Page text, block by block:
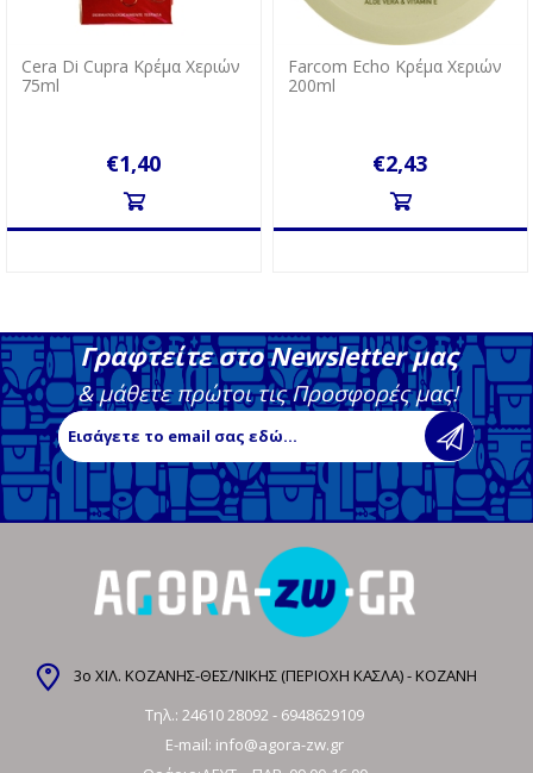
Cera Di Cupra Κρέμα Χεριών
75ml
€1,40
Farcom Echo Κρέμα Χεριών
200ml
€2,43
Γραφτείτε στο Newsletter μας
& μάθετε πρώτοι τις Προσφορές μας!
3ο ΧΙΛ. ΚΟΖΑΝΗΣ-ΘΕΣ/ΝΙΚΗΣ (ΠΕΡΙΟΧΗ ΚΑΣΛΑ) - ΚΟΖΑΝΗ
Τηλ.: 24610 28092- 6948629109
E-mail: info@agora-zw.gr